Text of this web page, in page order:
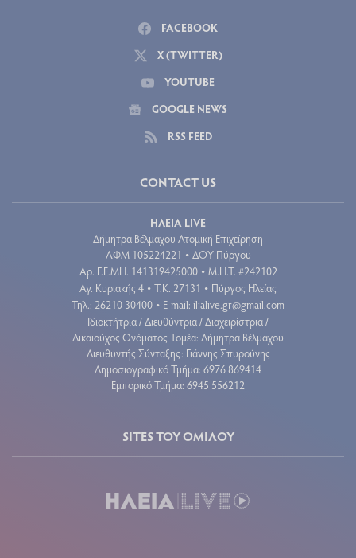
FACEBOOK
X (TWITTER)
YOUTUBE
GOOGLE NEWS
RSS FEED
CONTACT US
ΗΛΕΙΑ LIVE
Δήμητρα Βέλμαχου Ατομική Επιχείρηση
ΑΦΜ 105224221 • ΔΟΥ Πύργου
Aρ. Γ.Ε.ΜΗ. 141319425000 • Μ.Η.Τ. #242102
Αγ. Κυριακής 4 • Τ.Κ. 27131 • Πύργος Ηλείας
Τηλ.: 26210 30400 • E-mail: ilialive.gr@gmail.com
Ιδιοκτήτρια / Διευθύντρια / Διαχειρίστρια /
Δικαιούχος Ονόματος Τομέα: Δήμητρα Βέλμαχου
Διευθυντής Σύνταξης: Γιάννης Σπυρούνης
Δημοσιογραφικό Τμήμα: 6976 869414
Εμπορικό Τμήμα: 6945 556212
SITES ΤΟΥ ΟΜΙΛΟΥ